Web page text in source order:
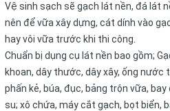
Vệ sinh sạch sẽ gạch lát nền, đá lát
nên để vữa xây dựng, cát dính vào
hay vôi vữa trước khi thi công.
Chuẩn bị dụng cụ lát nền bao gồm;
khoan, dây thước, dây xây, ống nước
phấn kẻ, búa, đục, bảng trộn vữa,
su; xô chứa, máy cắt gạch, bọt biển,